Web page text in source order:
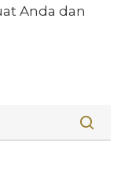
Anda dan